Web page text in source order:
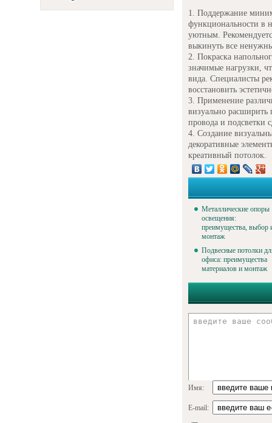
Поддержание
функциональности в
уютным.
выкинуть все
Покраска
значимые нагрузки,
вида. Специалисты
восстановить
Применение
визуально расширить
провода и подсветки
Создание
декоративные
креативный потолок.
Металлические опоры
освещения:
преимущества, выбор
монтаж
Подвесные потолки
офиса: преимущества
материалов и монтаж
Имя:
E-mail: